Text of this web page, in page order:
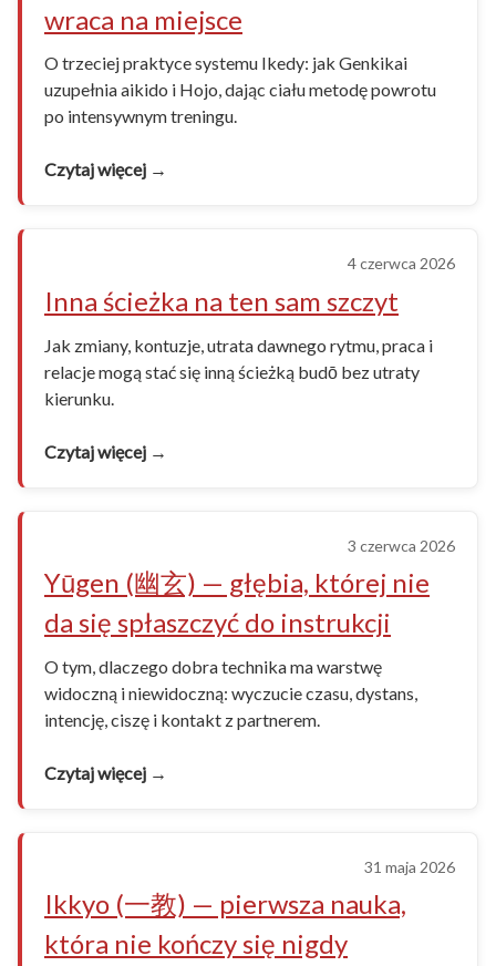
wraca na miejsce
O trzeciej praktyce systemu Ikedy: jak Genkikai
uzupełnia aikido i Hojo, dając ciału metodę powrotu
po intensywnym treningu.
Czytaj więcej →
4 czerwca 2026
Inna ścieżka na ten sam szczyt
Jak zmiany, kontuzje, utrata dawnego rytmu, praca i
relacje mogą stać się inną ścieżką budō bez utraty
kierunku.
Czytaj więcej →
3 czerwca 2026
Yūgen (幽玄) — głębia, której nie
da się spłaszczyć do instrukcji
O tym, dlaczego dobra technika ma warstwę
widoczną i niewidoczną: wyczucie czasu, dystans,
intencję, ciszę i kontakt z partnerem.
Czytaj więcej →
31 maja 2026
Ikkyo (一教) — pierwsza nauka,
która nie kończy się nigdy